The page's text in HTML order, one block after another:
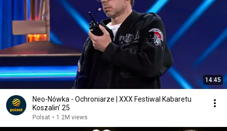
14:45
Neo-Nówka - Ochroniarze | XXX Festiwal Kabaretu
Koszalin' 25
Polsat • 1.2M views